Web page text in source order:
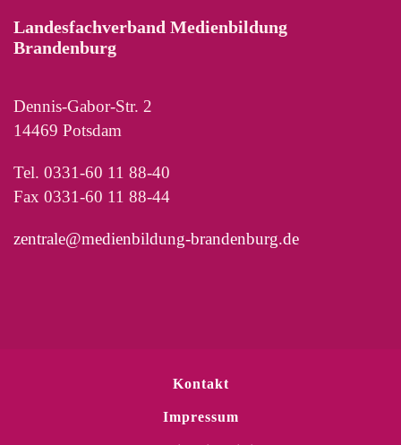
Landesfachverband Medienbildung
Brandenburg
Dennis-Gabor-Str. 2
14469 Potsdam
Tel. 0331-60 11 88-40
Fax 0331-60 11 88-44
zentrale@medienbildung-brandenburg.de
Kontakt
Impressum